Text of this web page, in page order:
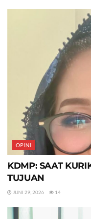
OPINI
KDMP: SAAT
TUJUAN
JUNI 29, 2026 14